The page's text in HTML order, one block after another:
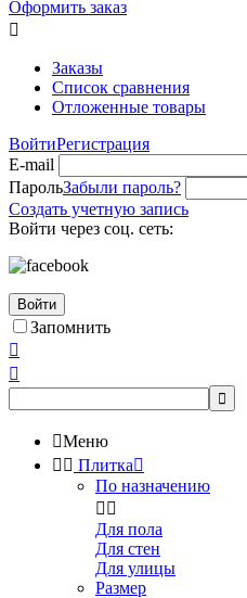
Оформить заказ

Заказы
Список сравнения
Отложенные товары
ВойтиРегистрация
E-mail
ПарольЗабыли пароль?
Создать учетную запись
Войти через соц. сеть:
Войти
Запомнить



Меню
  Плитка
По назначению
 
Для пола
Для стен
Для улицы
Размер